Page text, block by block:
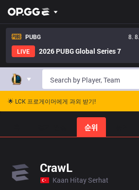
PUBG
8.
LIVE
2026 PUBG Global Series 7
🌟 LCK 프로게이머에게 과외 받기!
순위
CrawL
Kaan Hitay Serhat